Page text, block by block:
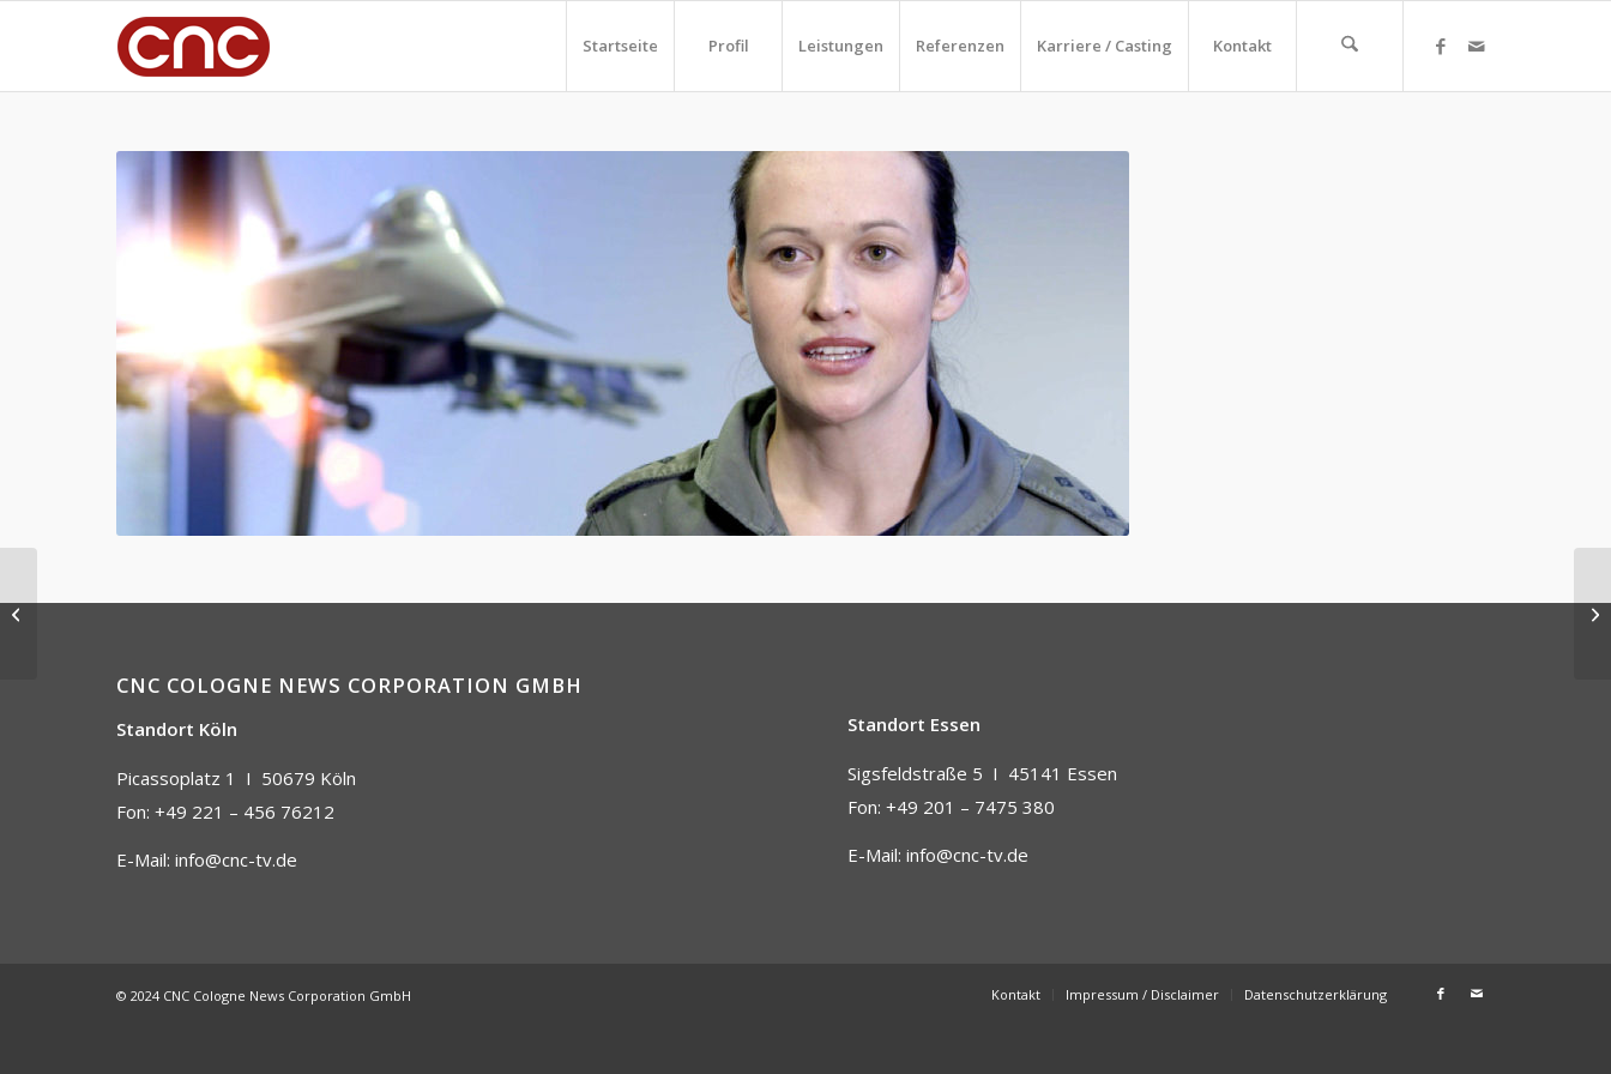
Startseite Profil Leistungen Referenzen Karriere / Casting Kontakt
CNC COLOGNE NEWS CORPORATION GMBH
Standort Köln
Picassoplatz 1 I 50679 Köln
Fon: +49 221 – 456 76212
E-Mail: info@cnc-tv.de
Standort Essen
Sigsfeldstraße 5 I 45141 Essen
Fon: +49 201 – 7475 380
E-Mail: info@cnc-tv.de
© 2024 CNC Cologne News Corporation GmbH Kontakt Impressum / Disclaimer Datenschutzerklärung
RheinEnergie